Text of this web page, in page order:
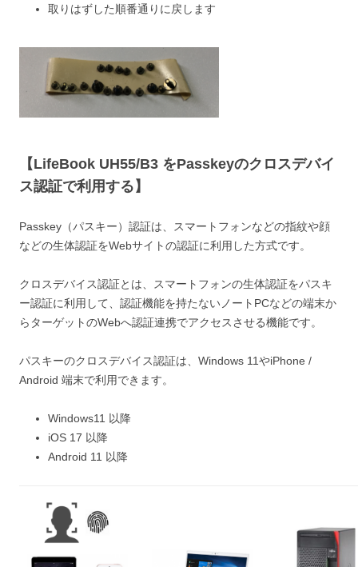
取りはずした順番通りに戻します
【LifeBook UH55/B3 をPasskeyのクロスデバイ
ス認証で利用する】
Passkey（パスキー）認証は、スマートフォンなどの指紋や顔
などの生体認証をWebサイトの認証に利用した方式です。
クロスデバイス認証とは、スマートフォンの生体認証をパスキ
ー認証に利用して、認証機能を持たないノートPCなどの端末か
らターゲットのWebへ認証連携でアクセスさせる機能です。
パスキーのクロスデバイス認証は、Windows 11やiPhone /
Android 端末で利用できます。
Windows11 以降
iOS 17 以降
Android 11 以降